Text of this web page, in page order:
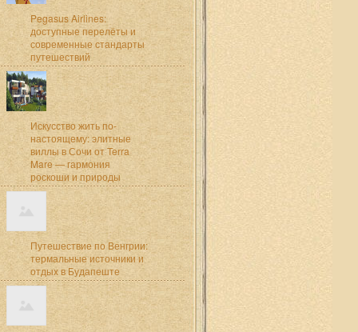
Pegasus Airlines:
доступные перелёты и
современные стандарты
путешествий
Искусство жить по-
настоящему: элитные
виллы в Сочи от Terra
Mare — гармония
роскоши и природы
Путешествие по Венгрии:
термальные источники и
отдых в Будапеште